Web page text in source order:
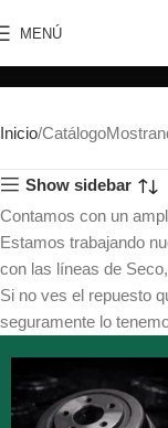
MENÚ
Inicio Catálogo
Show sidebar
Contamos con un
Estamos trabajando
con las líneas de
Si no ves el repuesto
seguramente lo